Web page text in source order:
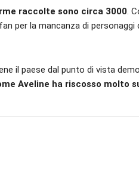
raccolte sono circa 3000.
per la mancanza di
il paese dal punto di vista
Aveline ha riscosso molto